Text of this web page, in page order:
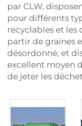
par CLW,
pour différents
recyclables et les
partir de graines
désordonné, et
excellent moyen
de jeter les